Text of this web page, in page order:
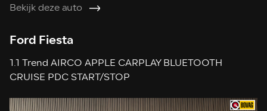
Bekijk deze auto
Ford Fiesta
1.1 Trend AIRCO APPLE CARPLAY BLUETOOTH
CRUISE PDC START/STOP